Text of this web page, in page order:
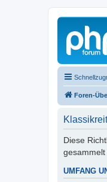
Foren-
Diese
gesammelt
UMFANG